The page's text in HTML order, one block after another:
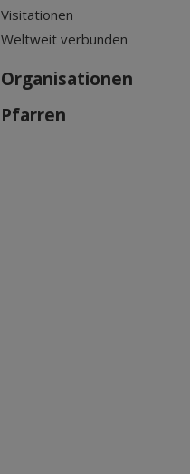
Visitationen
Weltweit verbunden
Organisationen
Pfarren